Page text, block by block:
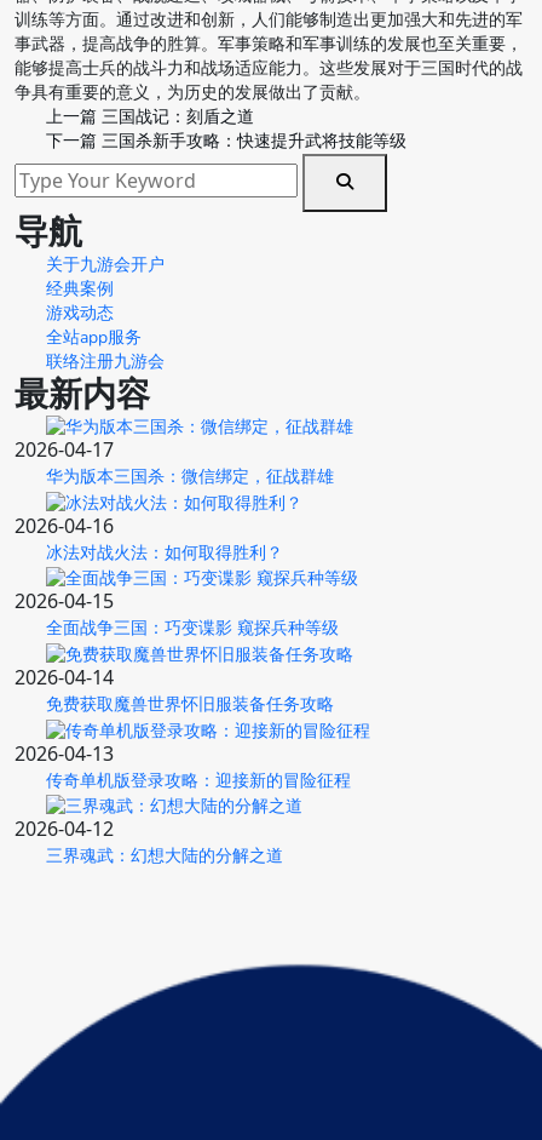
训练等方面。通过改进和创新，人们能够制造出更加强大和先进的军
事武器，提高战争的胜算。军事策略和军事训练的发展也至关重要，
能够提高士兵的战斗力和战场适应能力。这些发展对于三国时代的战
争具有重要的意义，为历史的发展做出了贡献。
上一篇 三国战记：刻盾之道
下一篇 三国杀新手攻略：快速提升武将技能等级
导航
关于九游会开户
经典案例
游戏动态
全站app服务
联络注册九游会
最新内容
2026-04-17
华为版本三国杀：微信绑定，征战群雄
2026-04-16
冰法对战火法：如何取得胜利？
2026-04-15
全面战争三国：巧变谍影 窥探兵种等级
2026-04-14
免费获取魔兽世界怀旧服装备任务攻略
2026-04-13
传奇单机版登录攻略：迎接新的冒险征程
2026-04-12
三界魂武：幻想大陆的分解之道